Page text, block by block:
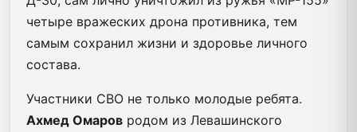
четыре вражеских дрона противника, тем
самым сохранил жизни и здоровье личного
состава.
Участники СВО не только молодые ребята.
Ахмед Омаров родом из Левашинского